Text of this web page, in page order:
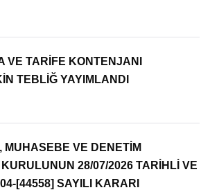
VE TARİFE KONTENJANI
TEBLİĞ YAYIMLANDI
MUHASEBE VE DENETİM
28/07/2026 TARİHLİ VE
[44558] SAYILI KARARI